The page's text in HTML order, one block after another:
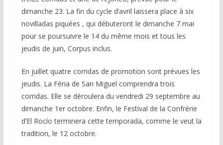
dimanche 23. La fin du cycle d’avril laissera place à six
novilladas piquées , qui débuteront le dimanche 7 mai
pour se poursuivre le 14 du même mois et tous les
jeudis de juin, Corpus inclus.
En juillet quatre corridas de promotion sont prévues les
jeudis. La Féria de San Miguel comprendra trois
corridas. Elle se déroulera du vendredi 29 septembre au
dimanche 1er octobre. Enfin, le Festival de la Confrérie
d’El Rocío terminera cette temporada, comme le veut la
tradition, le 12 octobre.